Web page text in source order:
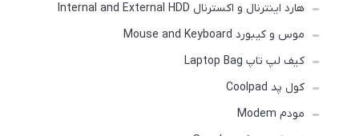
هارد اینترنال و اکسترنال Internal and External HDD
موس و کیبورد Mouse and Keyboard
کیف لپ تاپ Laptop Bag
کول پد Coolpad
مودم Modem